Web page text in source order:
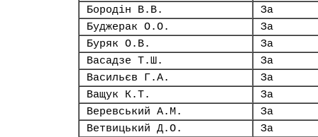
Бородін В.В.
За
Буджерак О.О.
За
Буряк О.В.
За
Васадзе Т.Ш.
За
Васильєв Г.А.
За
Ващук К.Т.
За
Веревський А.М.
За
Ветвицький Д.О.
За